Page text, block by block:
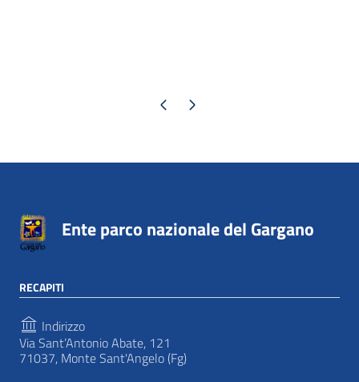
Pagina precedente
Pagina successiva
Ente parco nazionale del Gargano
RECAPITI
Indirizzo
Via Sant’Antonio Abate, 121
71037, Monte Sant'Angelo (Fg)